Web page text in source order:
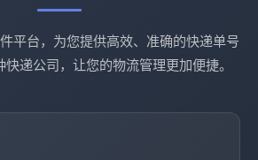
平台，为您提供高效、准确的快递单号
递公司，让您的物流管理更加便捷。